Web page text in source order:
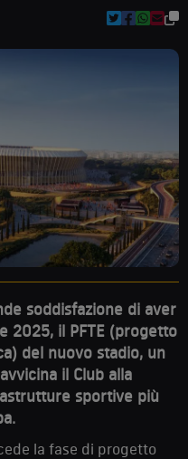
soddisfazione di aver
2025, il PFTE (progetto
del nuovo stadio, un
il Club alla
sportive più
la fase di progetto